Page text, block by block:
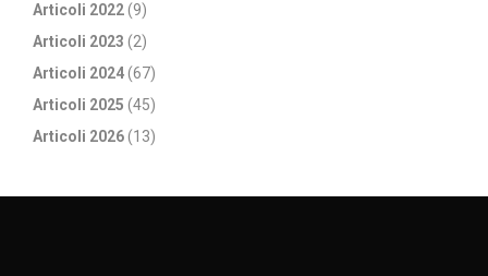
Articoli 2022(9)
Articoli 2023 (2)
Articoli 2024(67)
Articoli 2025 (45)
Articoli 2026(13)